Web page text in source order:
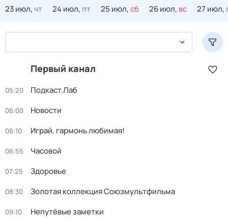
23 июл,чт 24 июл, пт 25 июл,сб 26 июл, вс 27 июл,
Первый канал
05:20 Подкаст.Лаб
06:00 Новости
06:10 Играй, гармонь любимая!
06:55 Часовой
07:25 Здоровье
08:30 Золотая коллекция Союзмультфильма
09:10 Непутёвые заметки